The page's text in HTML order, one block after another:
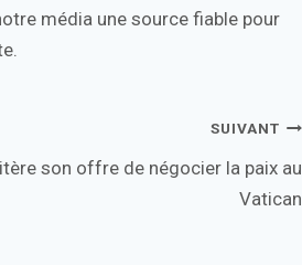
média une source fiable pour
SUIVANT
son offre de négocier la paix au
Vatican